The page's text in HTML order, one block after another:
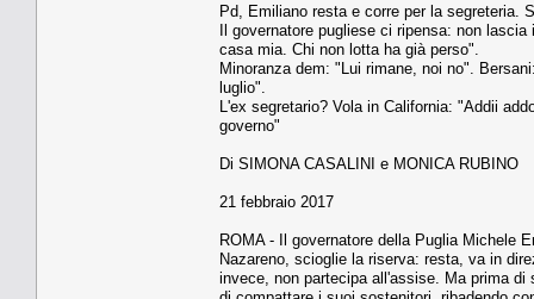
Pd, Emiliano resta e corre per la segreteria.
Il governatore pugliese ci ripensa: non
casa mia. Chi non lotta ha già perso".
Minoranza dem: "Lui rimane, noi no".
luglio".
L'ex segretario? Vola in California: "Addii
governo"
Di SIMONA CASALINI e MONICA RUBINO
21 febbraio 2017
ROMA - Il governatore della Puglia Michele
Nazareno, scioglie la riserva: resta, va in
invece, non partecipa all'assise. Ma prima